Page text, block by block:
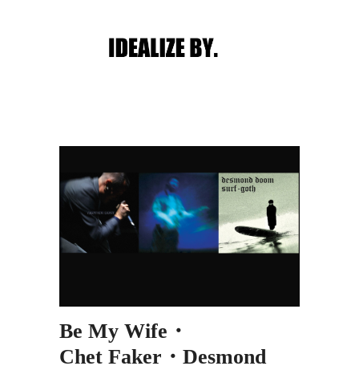
Be My Wife・
Chet Faker・Desmond